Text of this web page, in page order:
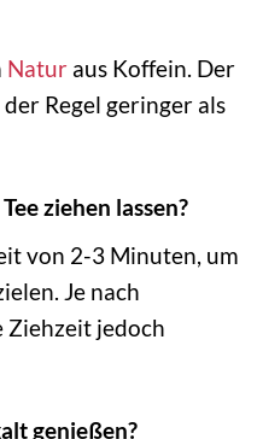
Natur aus Koffein. Der
Regel geringer als
ziehen lassen?
von 2-3 Minuten, um
Je nach
Ziehzeit jedoch
genießen?